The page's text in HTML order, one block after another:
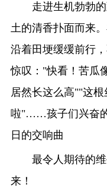
走进生机勃勃
土的清香扑面而来
沿着田埂缓缓前行
惊叹："快看！苦瓜
居然长这么高""这
啦"……孩子们兴奋
日的交响曲
最令人期待的
来！